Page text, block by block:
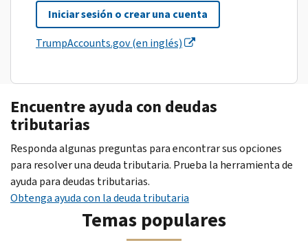
Iniciar sesión o crear una cuenta
TrumpAccounts.gov (en inglés)
Encuentre ayuda con deudas
tributarias
Responda algunas preguntas para encontrar sus opciones
para resolver una deuda tributaria. Prueba la herramienta de
ayuda para deudas tributarias.
Obtenga ayuda con la deuda tributaria
Temas populares